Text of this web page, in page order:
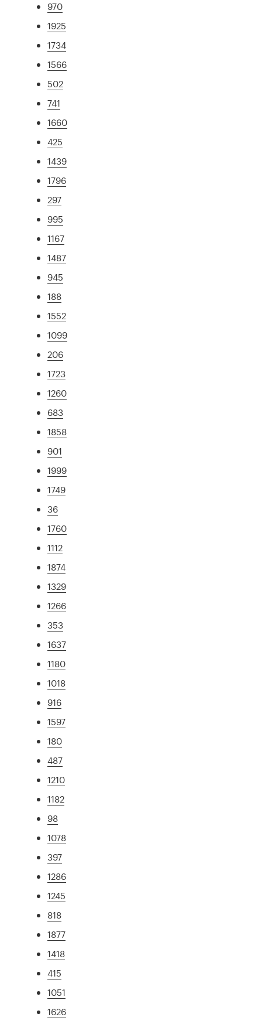
970
1925
1734
1566
502
741
1660
425
1439
1796
297
995
1167
1487
945
188
1552
1099
206
1723
1260
683
1858
901
1999
1749
36
1760
1112
1874
1329
1266
353
1637
1180
1018
916
1597
180
487
1210
1182
98
1078
397
1286
1245
818
1877
1418
415
1051
1626